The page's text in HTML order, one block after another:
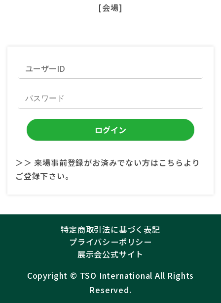
[会場]
＞＞ 来場事前登録がお済みでない方はこちらより
ご登録下さい。
特定商取引法に基づく表記
プライバシーポリシー
展示会公式サイト
Copyright ©︎ TSO International All Rights
Reserved.